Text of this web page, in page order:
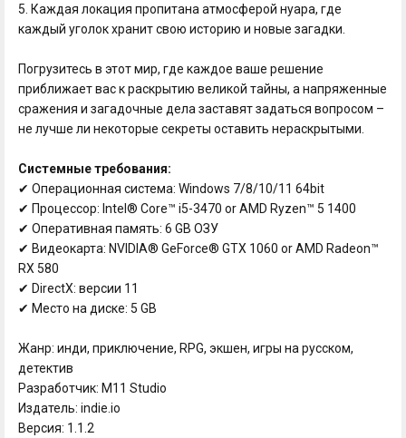
5. Каждая локация пропитана атмосферой нуара, где
каждый уголок хранит свою историю и новые загадки.
Погрузитесь в этот мир, где каждое ваше решение
приближает вас к раскрытию великой тайны, а напряженные
сражения и загадочные дела заставят задаться вопросом –
не лучше ли некоторые секреты оставить нераскрытыми.
Системные требования:
✔ Операционная система: Windows 7/8/10/11 64bit
✔ Процессор: Intel® Core™ i5-3470 or AMD Ryzen™ 5 1400
✔ Оперативная память: 6 GB ОЗУ
✔ Видеокарта: NVIDIA® GeForce® GTX 1060 or AMD Radeon™
RX 580
✔ DirectX: версии 11
✔ Место на диске: 5 GB
Жанр: инди, приключение, RPG, экшен, игры на русском,
детектив
Разработчик: M11 Studio
Издатель: indie.io
Версия: 1.1.2